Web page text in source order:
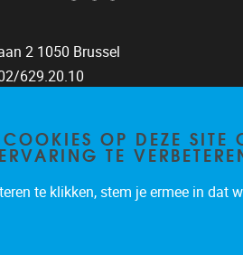
2 1050 Brussel
629.20.10
OP DEZE SITE
TE
te klikken, stem je ermee in dat